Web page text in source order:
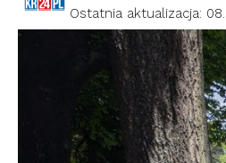
Ostatnia aktualizacja: